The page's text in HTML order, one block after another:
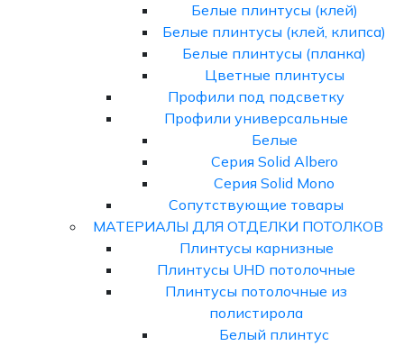
Белые плинтусы (клей)
Белые плинтусы (клей, клипса)
Белые плинтусы (планка)
Цветные плинтусы
Профили под подсветку
Профили универсальные
Белые
Серия Solid Albero
Серия Solid Mono
Сопутствующие товары
МАТЕРИАЛЫ ДЛЯ ОТДЕЛКИ ПОТОЛКОВ
Плинтусы карнизные
Плинтусы UHD потолочные
Плинтусы потолочные из
полистирола
Белый плинтус